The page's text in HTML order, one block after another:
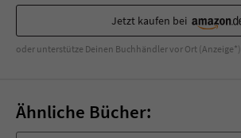
Jetzt kaufen bei
oder unterstütze Deinen Buchhändler vor Ort (Anzeige*)
Ähnliche Bücher: